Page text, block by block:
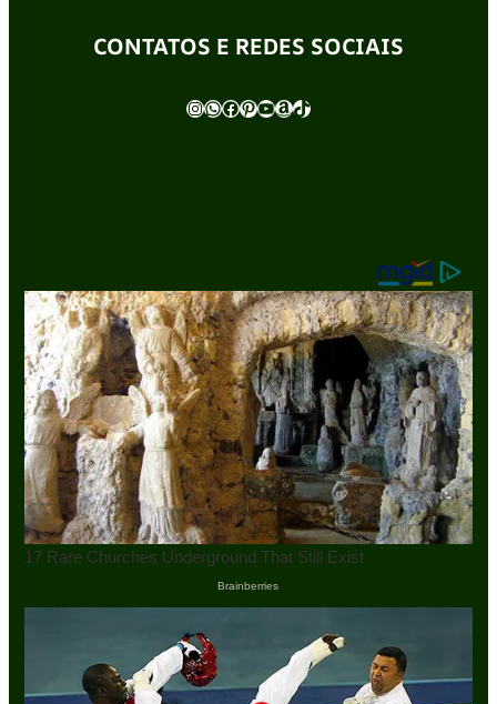
CONTATOS E REDES SOCIAIS
InstagramWhatsApp Facebook Pinterest Youtube Amazon TikTok